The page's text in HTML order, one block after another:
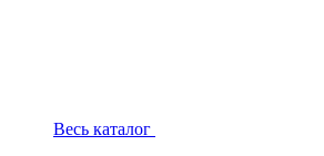
Весь каталог